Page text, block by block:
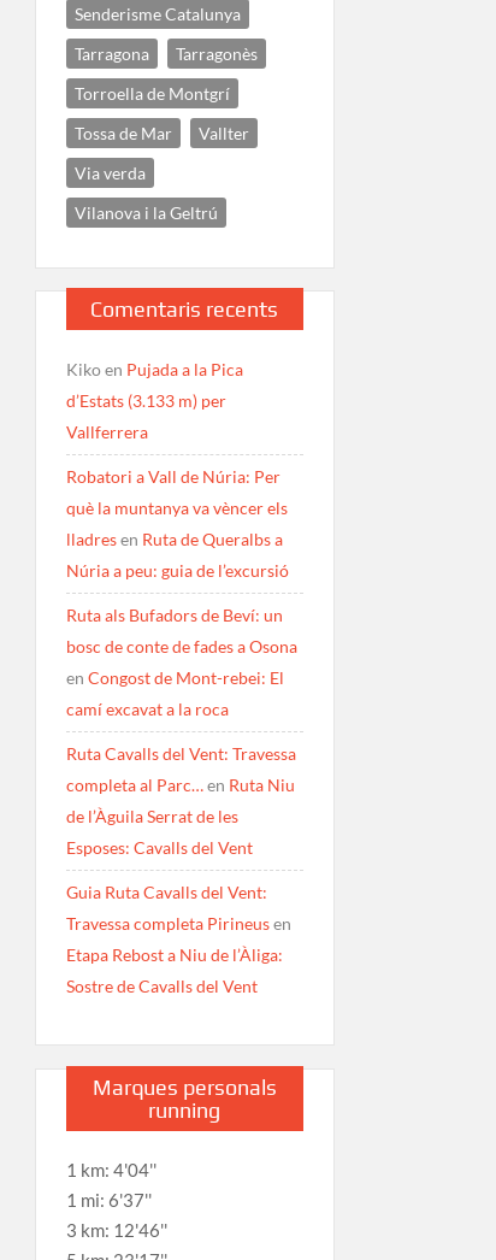
Senderisme Catalunya
Tarragona
Tarragonès
Torroella de Montgrí
Tossa de Mar
Vallter
Via verda
Vilanova i la Geltrú
Comentaris recents
Kikoen Pujada a la Pica
d’Estats (3.133 m) per
Vallferrera
Robatori a Vall de Núria: Per
què la muntanya va vèncer els
lladresen Ruta de Queralbs a
Núria a peu: guia de l’excursió
Ruta als Bufadors de Beví: un
bosc de conte de fades a Osona
en Congost de Mont-rebei: El
camí excavat a la roca
Ruta Cavalls del Vent: Travessa
completa al Parc…en Ruta Niu
de l’Àguila Serrat de les
Esposes: Cavalls del Vent
Guia Ruta Cavalls del Vent:
Travessa completa Pirineusen
Etapa Rebost a Niu de l’Àliga:
Sostre de Cavalls del Vent
Marques personals
running
1 km: 4'04''
1 mi: 6'37''
3 km: 12'46''